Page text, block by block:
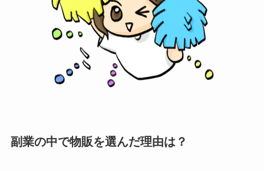
副業の中で物販を選んだ理由は？